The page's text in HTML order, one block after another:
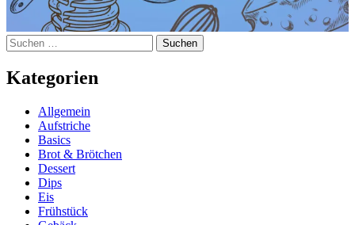
Suchen
nach:
Kategorien
Allgemein
Aufstriche
Basics
Brot & Brötchen
Dessert
Dips
Eis
Frühstück